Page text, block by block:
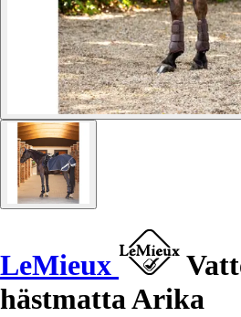
LeMieux
hästmatta Arika